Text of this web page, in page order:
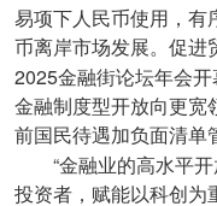
易项下人民币使用，有
币离岸市场发展。促进
2025金融街论坛年会
金融制度型开放向更宽
前国民待遇加负面清单
“金融业的高水平
投资者，赋能以科创为